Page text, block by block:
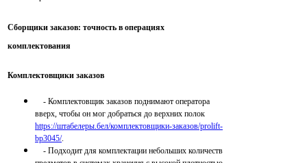
Сборщики заказов: точность в операциях
комплектования
Комплектовщики заказов
- Комплектовщик заказов поднимают оператора
вверх, чтобы он мог добраться до верхних полок
https://штабелеры.бел/комплектовщики-заказов/prolift-
bp3045/.
- Подходит для комплектации небольших количеств